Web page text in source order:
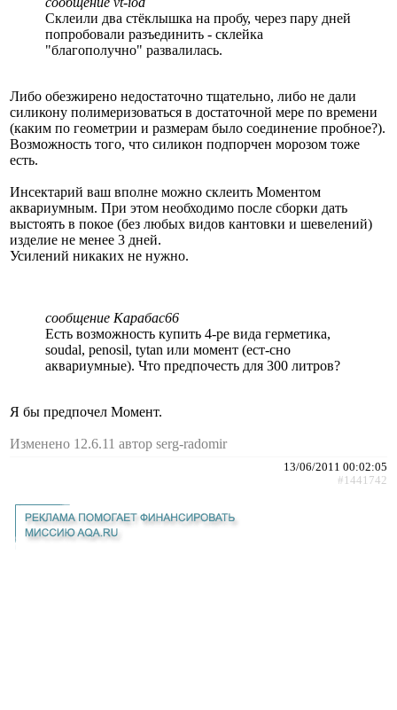
Склеили два стёклышка на пробу, через пару дней
попробовали разъединить - склейка
"благополучно" развалилась.
Либо обезжирено недостаточно тщательно, либо не дали
силикону полимеризоваться в достаточной мере по времени
(каким по геометрии и размерам было соединение пробное?).
Возможность того, что силикон подпорчен морозом тоже
есть.
Инсектарий ваш вполне можно склеить Моментом
аквариумным. При этом необходимо после сборки дать
выстоять в покое (без любых видов кантовки и шевелений)
изделие не менее 3 дней.
Усилений никаких не нужно.
сообщение Карабас66
Есть возможность купить 4-ре вида герметика,
soudal, penosil, tytan или момент (ест-сно
аквариумные). Что предпочесть для 300 литров?
Я бы предпочел Момент.
Изменено 12.6.11 автор serg-radomir
13/06/2011 00:02:05
#1441742